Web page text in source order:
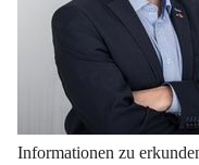
Informationen zu